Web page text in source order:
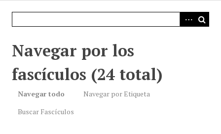
Navegar por los
fascículos (24 total)
Navegar todo
Navegar por Etiqueta
Buscar Fascículos